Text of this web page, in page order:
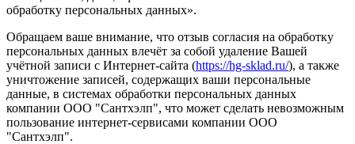
обработку персональных данных».
Обращаем ваше внимание, что отзыв согласия на обработку
персональных данных влечёт за собой удаление Вашей
учётной записи с Интернет-сайта (https://hg-sklad.ru/), а также
уничтожение записей, содержащих ваши персональные
данные, в системах обработки персональных данных
компании ООО "Сантхэлп", что может сделать невозможным
пользование интернет-сервисами компании ООО
"Сантхэлп".